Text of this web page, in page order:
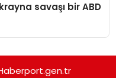
savaşı bir ABD